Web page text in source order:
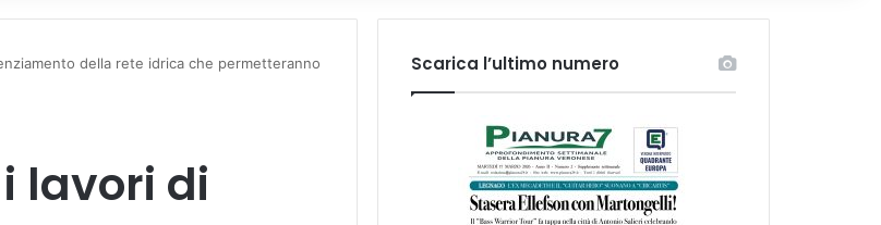
della rete idrica che permetteranno
lavori di
Scarica l’ultimo numero